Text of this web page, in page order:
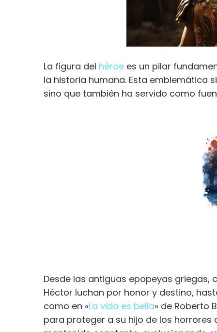
La figura del héroe es un pilar
la historia humana. Esta emblemática
sino que también ha servido como
Desde las antiguas epopeyas griegas,
Héctor luchan por honor y destino,
como en «La vida es bella» de Roberto
para proteger a su hijo de los horrores